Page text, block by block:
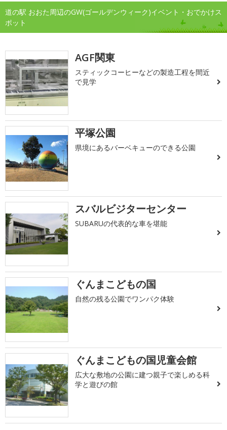
道の駅 おおた周辺のGW(ゴールデンウィーク)イベント・おでかけス
ポット
AGF関東
スティックコーヒーなどの製造工程を間近
で見学
平塚公園
県境にあるバーベキューのできる公園
スバルビジターセンター
SUBARUの代表的な車を堪能
ぐんまこどもの国
自然の残る公園でワンパク体験
ぐんまこどもの国児童会館
広大な敷地の公園に建つ親子で楽しめる科
学と遊びの館